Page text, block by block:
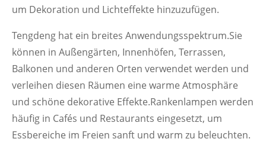
um Dekoration und Lichteffekte hinzuzufügen.
Tengdeng hat ein breites Anwendungsspektrum.Sie
können in Außengärten, Innenhöfen, Terrassen,
Balkonen und anderen Orten verwendet werden und
verleihen diesen Räumen eine warme Atmosphäre
und schöne dekorative Effekte.Rankenlampen werden
häufig in Cafés und Restaurants eingesetzt, um
Essbereiche im Freien sanft und warm zu beleuchten.